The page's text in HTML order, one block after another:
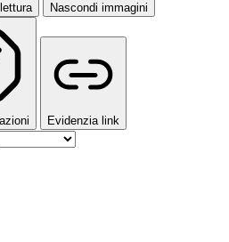
Nascondi immagini
Evidenzia link